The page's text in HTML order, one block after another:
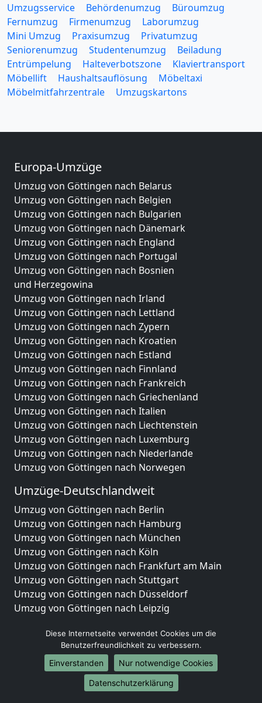
Umzugsservice Behördenumzug
Büroumzug
Fernumzug
Firmenumzug
Laborumzug
Mini Umzug
Praxisumzug
Privatumzug
Seniorenumzug
Studentenumzug
Beiladung
Entrümpelung
Halteverbotszone
Klaviertransport
Möbellift
Haushaltsauflösung
Möbeltaxi
Möbelmitfahrzentrale
Umzugskartons
Europa-Umzüge
Umzug von Göttingen nach Belarus
Umzug von Göttingen nach Belgien
Umzug von Göttingen nach Bulgarien
Umzug von Göttingen nach Dänemark
Umzug von Göttingen nach England
Umzug von Göttingen nach Portugal
Umzug von Göttingen nach Bosnien
und Herzegowina
Umzug von Göttingen nach Irland
Umzug von Göttingen nach Lettland
Umzug von Göttingen nach Zypern
Umzug von Göttingen nach Kroatien
Umzug von Göttingen nach Estland
Umzug von Göttingen nach Finnland
Umzug von Göttingen nach Frankreich
Umzug von Göttingen nach Griechenland
Umzug von Göttingen nach Italien
Umzug von Göttingen nach Liechtenstein
Umzug von Göttingen nach Luxemburg
Umzug von Göttingen nach Niederlande
Umzug von Göttingen nach Norwegen
Umzüge-Deutschlandweit
Umzug von Göttingen nach Berlin
Umzug von Göttingen nach Hamburg
Umzug von Göttingen nach München
Umzug von Göttingen nach Köln
Umzug von Göttingen nach Frankfurt am Main
Umzug von Göttingen nach Stuttgart
Umzug von Göttingen nach Düsseldorf
Umzug von Göttingen nach Leipzig
Umzug von Göttingen nach Essen
Umzug von Göttingen nach Bremen
Umzug von Göttingen nach Dresden
Umzug von Göttingen nach Hannover
Umzug von Göttingen nach Nürnberg
Diese Internetseite verwendet Cookies um die
Benutzerfreundlichkeit zu verbessern.
Einverstanden
Nur notwendige Cookies
Datenschutzerklärung